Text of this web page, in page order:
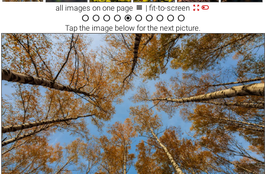
all images on one page  | fit-to-screen 
         
Tap the imagebelow for the next picture.